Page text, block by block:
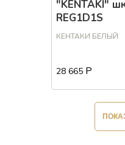
"KENTAKI"
REG1D1S
КЕНТАКИ БЕЛЫЙ
28 665 Р